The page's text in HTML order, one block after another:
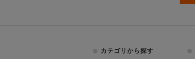
カテゴリから探す